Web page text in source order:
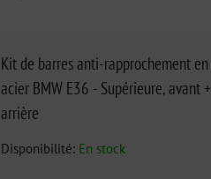
Kit de barres anti-rapprochement en
acier BMW E36 - Supérieure, avant +
arrière
Disponibilité: En stock